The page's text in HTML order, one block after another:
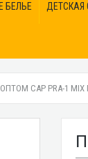
БЕЛЬЕ
CAP PRA-1 MIX